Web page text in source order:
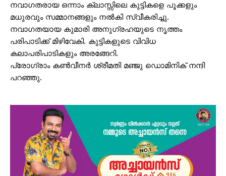
നവാഗതരായ ഒന്നാം ക്ലാസ്സിലെ കുട്ടികളെ പൂക്കളും
മധുരവും സമ്മാനങ്ങളും നൽകി സ്വീകരിച്ചു.
നവാഗതയായ കുമാരി അനുഗ്രഹയുടെ നൃത്തം
പരിപാടിക്ക് മിഴിവേകി. കുട്ടികളുടെ വിവിധ
കലാപരിപാടികളും അരങ്ങേറി.
പ്രോഗ്രാം കൺവീനർ ശ്രീമതി മഞ്ജു ഡൊമിനിക് നന്ദി
പറഞ്ഞു.